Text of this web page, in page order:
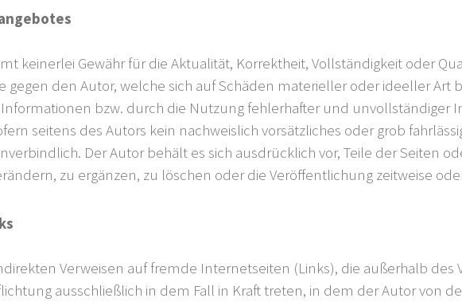
keinerlei Gewähr für die Aktualität, Korrektheit, Vollständigkeit oder
gegen den Autor, welche sich auf Schäden materieller oder ideeller
bzw. durch die Nutzung fehlerhafter und unvollständiger
seitens des Autors kein nachweislich vorsätzliches oder grob
Der Autor behält es sich ausdrücklich vor, Teile der Seiten
zu ergänzen, zu löschen oder die Veröffentlichung zeitweise
Verweisen auf fremde Internetseiten (Links), die außerhalb
ausschließlich in dem Fall in Kraft treten, in dem der Autor von